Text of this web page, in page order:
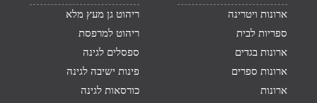
ארונות ויטרינה
ספריות לבית
ארונות בגדים
ארונות ספרים
ארונות
ריהוט גן מעץ מלא
ריהוט למרפסת
ספסלים לגינה
פינות ישיבה לגינה
כורסאות לגינה